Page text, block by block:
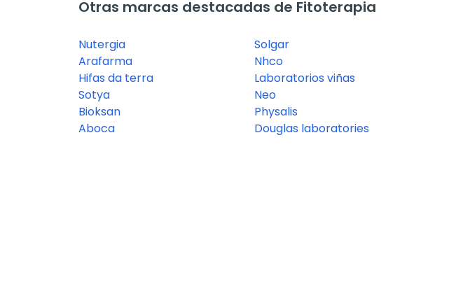
Otras marcas destacadas de Fitoterapia
Nutergia
Arafarma
Hifas da terra
Sotya
Bioksan
Aboca
Solgar
Nhco
Laboratorios viñas
Neo
Physalis
Douglas laboratories